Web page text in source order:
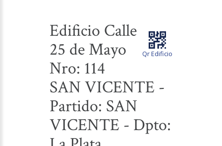
Qr Edificio
Edificio Calle
25 de Mayo
Nro: 114
SAN VICENTE -
Partido: SAN
VICENTE - Dpto: